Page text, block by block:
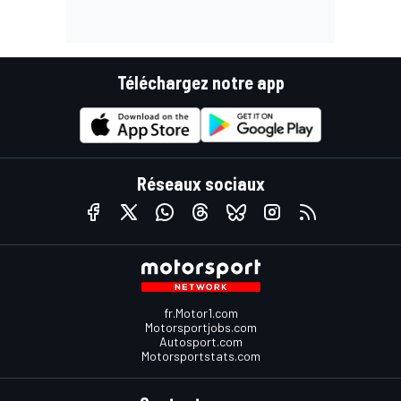
Téléchargez notre app
Réseaux sociaux
fr.Motor1.com
Motorsportjobs.com
Autosport.com
Motorsportstats.com